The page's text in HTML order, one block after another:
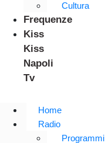
Cultura
Frequenze
Kiss
Kiss
Napoli
Tv
Home
Radio
Programmi